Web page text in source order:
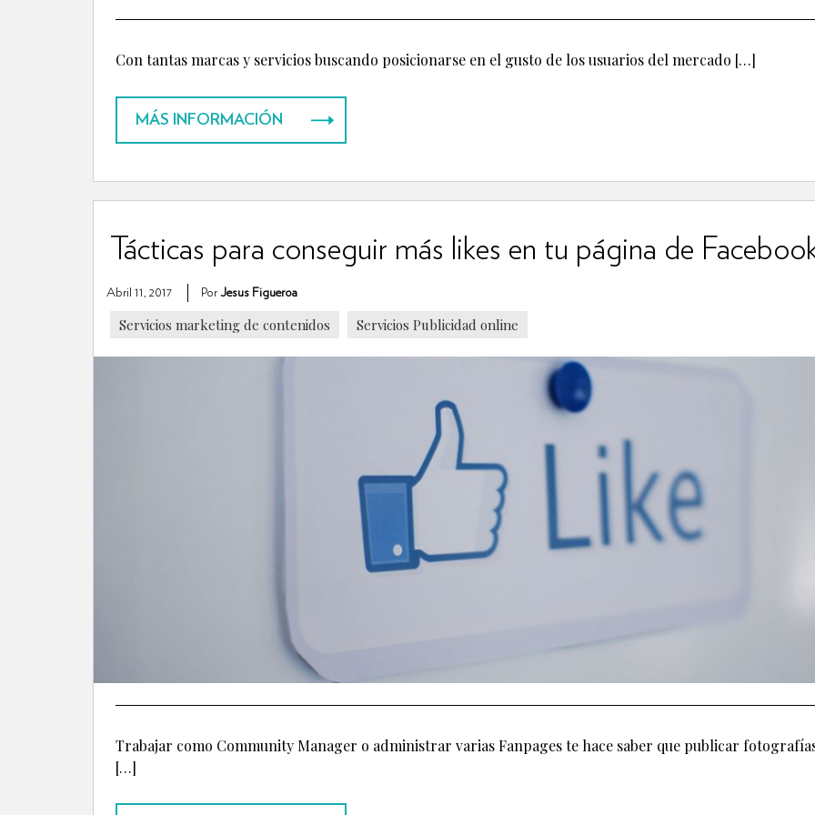
Con tantas marcas y servicios buscando posicionarse en el gusto de los usuarios del mercado […]
MÁS INFORMACIÓN
Tácticas para conseguir más likes en tu página de
Abril 11, 2017 PorJesus Figueroa
Servicios marketing de contenidos Servicios Publicidad online
Trabajar como Community Manager o administrar varias Fanpages te hace saber que publicar
[…]